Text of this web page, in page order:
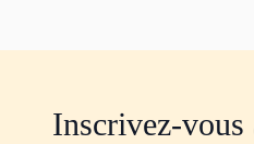
Inscrivez-vous